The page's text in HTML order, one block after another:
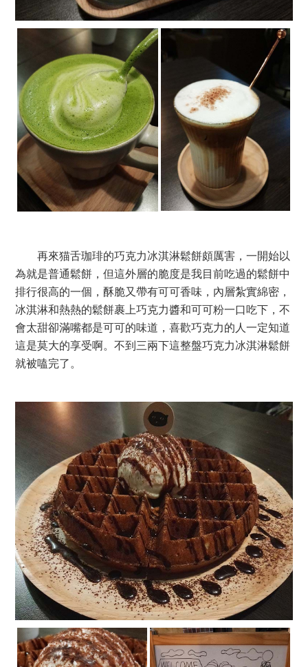
再來猫舌珈琲的巧克力冰淇淋鬆餅頗厲害，一開始以
為就是普通鬆餅，但這外層的脆度是我目前吃過的鬆餅中
排行很高的一個，酥脆又帶有可可香味，內層紮實綿密，
冰淇淋和熱熱的鬆餅裹上巧克力醬和可可粉一口吃下，不
會太甜卻滿嘴都是可可的味道，喜歡巧克力的人一定知道
這是莫大的享受啊。不到三兩下這整盤巧克力冰淇淋鬆餅
就被嗑完了。